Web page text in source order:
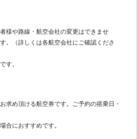
様や路線・航空会社の変更はできませ
。（詳しくは各航空会社にご確認くださ
す。
求め頂ける航空券です。ご予約の搭乗日・
合におすすめです。